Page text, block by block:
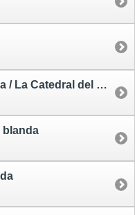
Los Herederos de la Tierra / La Catedral del Mar 2 - tapa blanda
blanda